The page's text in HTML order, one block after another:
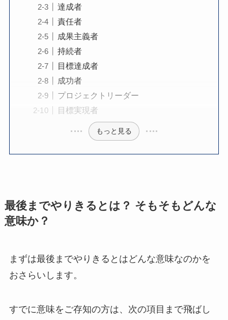
達成者
責任者
成果主義者
持続者
目標達成者
成功者
プロジェクトリーダー
目標実現者
もっと見る
最後までやりきるとは？ そもそもどんな
意味か？
まずは最後までやりきるとはどんな意味なのかを
おさらいします。
すでに意味をご存知の方は、次の項目まで飛ばし